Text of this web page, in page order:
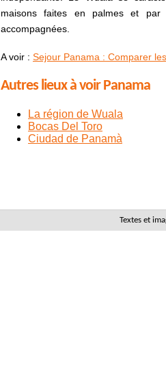
maisons faites en palmes et
accompagnées.
A voir : Sejour Panama : Comparer
Autres lieux à voir Panama
La région de Wuala
Bocas Del Toro
Ciudad de Panamà
Textes et